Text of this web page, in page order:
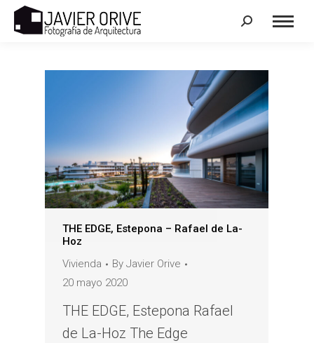
Search:
THE EDGE, Estepona – Rafael de La-
Hoz
Vivienda
By Javier Orive
20 mayo 2020
THE EDGE, Estepona Rafael
de La-Hoz The Edge